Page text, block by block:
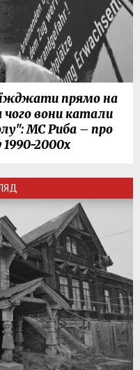
прямо на
чого вони катали
МС Риба – про
2000х